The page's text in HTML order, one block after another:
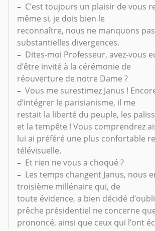
– C’est toujours un plaisir de vous
même si, je dois bien le
reconnaître, nous ne manquons
substantielles divergences.
– Dites-moi Professeur, avez-vous
d’être invité à la cérémonie de
réouverture de notre Dame ?
– Vous me surestimez Janus !
d’intégrer le parisianisme, il me
restait la liberté du peuple, les
et la tempête ! Vous comprendrez
lui ai préféré une plus confortable
télévisuelle.
– Et rien ne vous a choqué ?
– Les temps changent Janus, nous
troisième millénaire qui, de
toute évidence, a bien décidé
prêche présidentiel ne concerne
prononcé, ainsi que ceux qui l’ont